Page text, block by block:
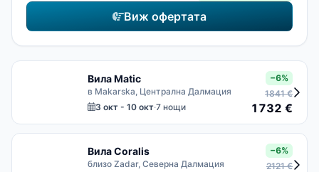
Виж офертата
Вила Matic
в Makarska, Централна Далмация
3 окт - 10 окт·7 нощи
−6%
1841 €
1732 €
Вила Coralis
близо Zadar, Северна Далмация
−6%
2121 €